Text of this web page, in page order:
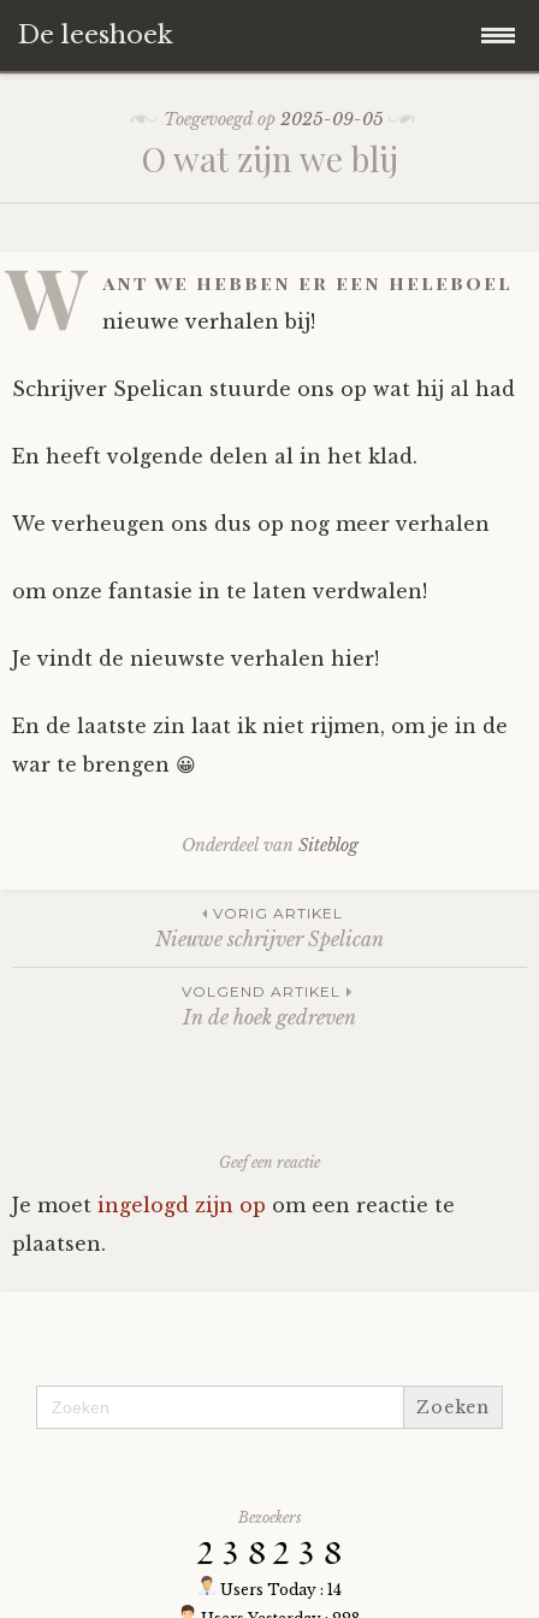
De leeshoek
De Leeshoek
Wie zijn we?
Het Biechthokje
Nieuw op de site
Woordenboek
De hele kast
Adventskalenders
Alternatieve straffen
Instrumenten
Op ontdekkingsreis
Posities
Spelletjes
HD-Archief
Het hele archief
Hoe geef je?
Hoe krijg je?
Instrumenten
Verhalen
Alle verhalen
Verhalen van De Leeshoek
aube
Ben Hands-on
Bill-A-Cook
Henricus
Johanna
Verhalen van de HD-site
Verhalen van Anne en Bill
Anne
Interactieve verhalen
Polls
Averechts
Mijn Account
Toegevoegd op 2025-09-05
O wat zijn we blij
W ant we hebben er een heleboel
nieuwe verhalen bij!
Schrijver Spelican stuurde ons op wat hij al had
En heeft volgende delen al in het klad.
We verheugen ons dus op nog meer verhalen
om onze fantasie in te laten verdwalen!
Je vindt de nieuwste verhalen hier!
En de laatste zin laat ik niet rijmen, om je in de
war te brengen 😀
Onderdeel van Siteblog
navigation
VORIG ARTIKEL
Nieuwe schrijver Spelican
VOLGEND ARTIKEL
In de hoek gedreven
Geef een reactie
Je moet ingelogd zijn op om een reactie te
plaatsen.
Zoek
naar:
Bezoekers
Users Today : 14